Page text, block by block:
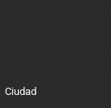
Ciudad